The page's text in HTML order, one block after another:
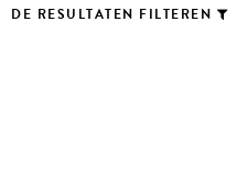
DE RESULTATEN FILTEREN